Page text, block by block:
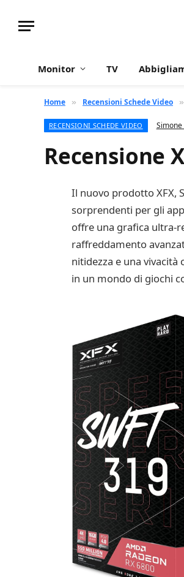
Monitor TV
Home » Recensioni Schede Video »
RECENSIONI SCHEDE VIDEO Simone
Recensione
Il nuovo prodotto XFX,
sorprendenti per gli
offre una grafica ultra-
raffreddamento
nitidezza e una
in un mondo di giochi